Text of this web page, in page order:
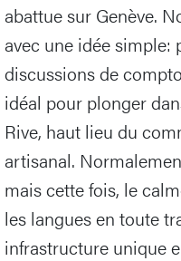
abattue sur Genève.
avec une idée simple:
discussions de
idéal pour plonger
Rive, haut lieu du
artisanal.
mais cette fois, le
les langues en toute
infrastructure unique